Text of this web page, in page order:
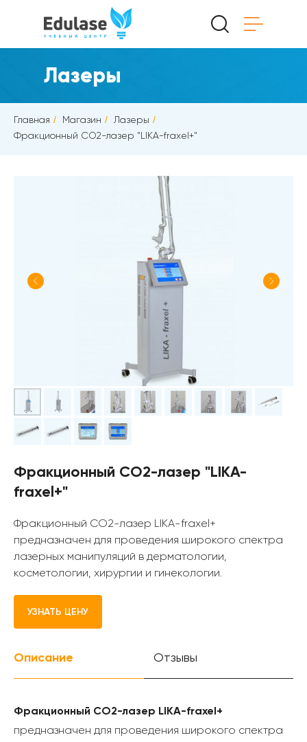
Лазеры
Главная / Магазин / Лазеры /
Фракционный СО2-лазер "LIKA-fraxel+"
Фракционный СО2-лазер "LIKA-
fraxel+"
Фракционный СО2-лазер LIKA-fraxel+
предназначен для проведения широкого спектра
лазерных манипуляций в дерматологии,
косметологии, хирургии и гинекологии.
УЗНАТЬ ЦЕНУ
Описание Отзывы
Фракционный СО2-лазер LIKA-fraxel+
предназначен для проведения широкого спектра